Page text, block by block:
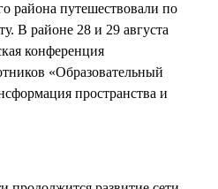
района путешествовали по
В районе 28 и 29 августа
конференция
«Образовательный
пространства и